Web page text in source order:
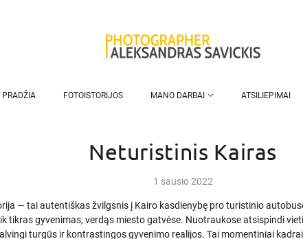
PRADŽIA FOTOISTORIJOS MANO DARBAI ATSILIEPIMAI
Neturistinis Kairas
1 sausio 2022
— tai autentiškas žvilgsnis į Kairo kasdienybę pro turistinio
tikras gyvenimas, verdąs miesto gatvėse. Nuotraukose atsispindi
turgūs ir kontrastingos gyvenimo realijos. Tai momentiniai